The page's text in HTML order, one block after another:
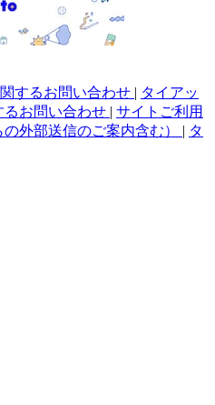
するお問い合わせ | タイアッ
るお問い合わせ | サイトご利用
外部送信のご案内含む） | タ